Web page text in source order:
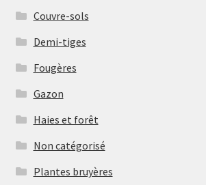
Couvre-sols
Demi-tiges
Fougères
Gazon
Haies et forêt
Non catégorisé
Plantes bruyères